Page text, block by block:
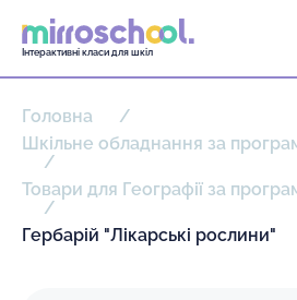
Інтерактивні класи для шкіл
Головна
Шкільне обладнання за
Товари для Географії за
Гербарій "Лікарські рослини"